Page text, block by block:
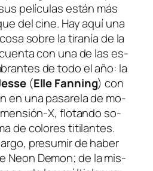
pe­lí­cu­las es­tán más
del ci­ne. Hay aquí una
so­bre la ti­ra­nía de la
con una de las es­
de to­do el año: la
(Elle Fanning) con
en una pa­sa­re­la de mo­
flo­tan­do so­
de co­lo­res ti­ti­lan­tes.
pre­su­mir de ha­ber
Neon Demon; de la mis­